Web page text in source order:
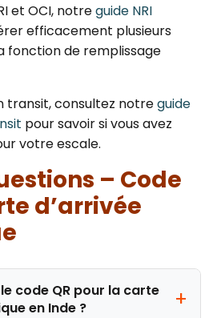
et OCI, notreguide NRI
efficacement plusieurs
fonction de remplissage
transit, consultez notreguide
pour savoir si vous avez
votre escale.
– Code
d’arrivée
code QR pour la carte
en Inde ?